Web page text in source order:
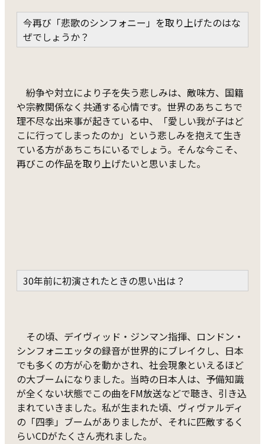
今再び「悲歌のシンフォニー」を取り上げたのはな
ぜでしょうか？
紛争や対立により子を失う悲しみは、敵味方、国籍
や宗教関係なく共通する心情です。世界のあちこちで
理不尽な出来事が起きている中、「愛しい我が子はど
こに行ってしまったのか」という悲しみを抱えて生き
ている方があちこちにいるでしょう。そんな今こそ、
再びこの作品を取り上げたいと思いました。
30年前に初演されたときの思い出は？
その頃、デイヴィッド・ジンマン指揮、ロンドン・
シンフォニエッタの録音が世界的にブレイクし、日本
でも多くの方が心を動かされ、社会現象といえるほど
の大ブームになりました。当時の日本人は、予備知識
が全くない状態でこの曲をFM放送などで聴き、引き込
まれていきました。私が生まれた頃、ヴィヴァルディ
の「四季」ブームがありましたが、それに匹敵するく
らいCDがたくさん売れました。